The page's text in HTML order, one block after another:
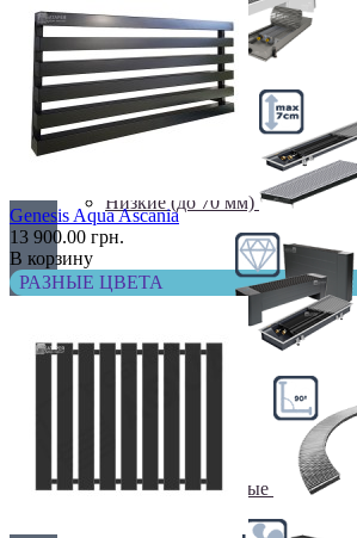
Недорогие
Низкие (до 70 мм)
Премиум класс
Радиусные/Угловые
Genesis Aqua Ascania
13 900.00 грн.
В корзину
РАЗНЫЕ ЦВЕТА